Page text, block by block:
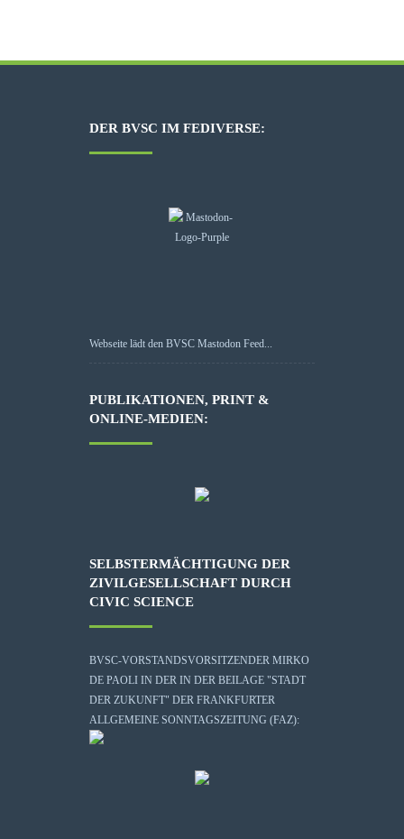
DER BVSC IM FEDIVERSE:
Webseite lädt den BVSC Mastodon Feed...
PUBLIKATIONEN, PRINT &
ONLINE-MEDIEN:
SELBSTERMÄCHTIGUNG DER
ZIVILGESELLSCHAFT DURCH
CIVIC SCIENCE
BVSC-VORSTANDSVORSITZENDER MIRKO
DE PAOLI IN DER IN DER BEILAGE "STADT
DER ZUKUNFT" DER FRANKFURTER
ALLGEMEINE SONNTAGSZEITUNG (FAZ):